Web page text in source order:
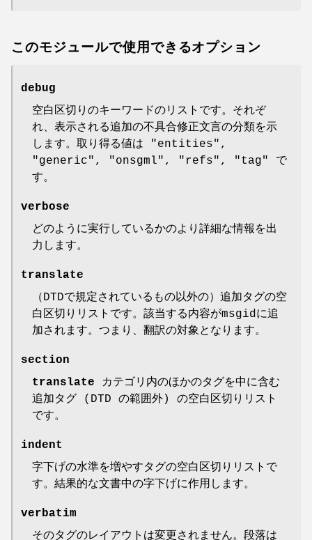
このモジュールで使用できるオプション
debug
空白区切りのキーワードのリストです。それぞ
れ、表示される追加の不具合修正文言の分類を示
します。取り得る値は
"entities" ,
"generic" , "onsgml" , "refs" , "tag"
で
す。
verbose
どのように実行しているかのより詳細な情報を出
力します。
translate
（DTDで規定されているもの以外の）追加タグの空
白区切りリストです。該当する内容がmsgidに追
加されます。つまり、翻訳の対象となります。
section
translate カテゴリ内のほかのタグを中に含む
追加タグ (DTD の範囲外) の空白区切りリスト
です。
indent
字下げの水準を増やすタグの空白区切りリストで
す。結果的な文書中の字下げに作用します。
verbatim
そのタグのレイアウトは変更されません。段落は